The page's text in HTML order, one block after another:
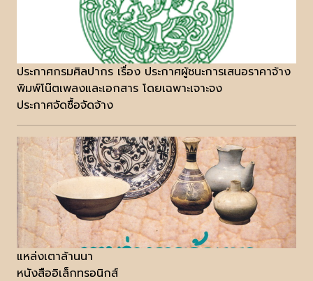
ประกาศกรมศิลปากร เรื่อง ประกาศผู้ชนะการเสนอราคาจ้าง
พิมพ์โน๊ตเพลงและเอกสาร โดยเฉพาะเจาะจง
ประกาศจัดซื้อจัดจ้าง
แหล่งเตาล้านนา
หนังสืออิเล็กทรอนิกส์